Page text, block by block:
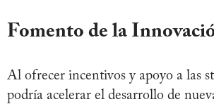
Fomento de la
Al ofrecer incentivos y apoyo a las
podría acelerar el desarrollo de